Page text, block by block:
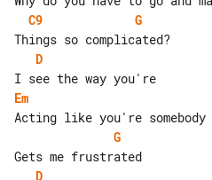
C9
G
D
Em
G
D